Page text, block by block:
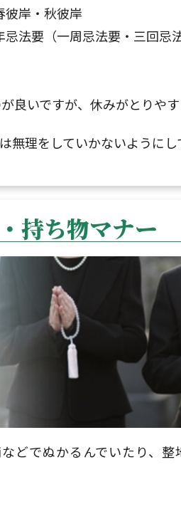
彼岸・秋彼岸
忌法要（一周忌法要・三回忌
良いですが、休みがとりや
理をしていかないようにし
持ち物マナー
どでぬかるんでいたり、整